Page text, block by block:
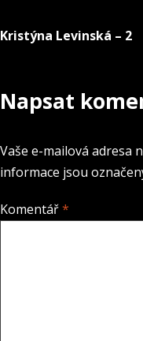
Navigace
příspěvek
Kristýna Levinská – 2
Napsat
Vaše e-mailová adresa
informace jsou
Komentář*